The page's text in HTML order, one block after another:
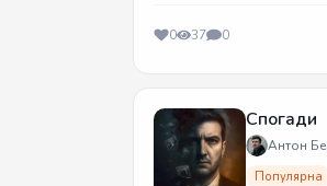
0 37 0
Спогади
Антон
Популярна